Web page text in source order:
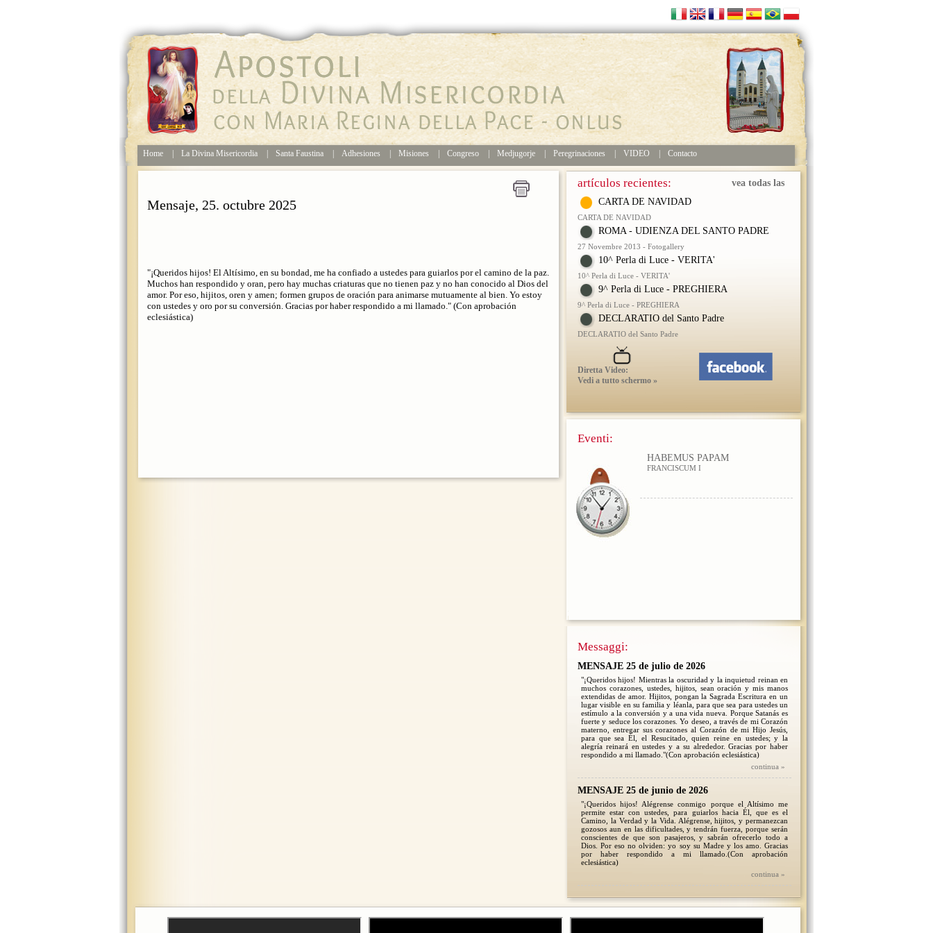
Home La Divina Misericordia Santa Faustina Adhesiones Misiones Congreso Medjugorje Peregrinaciones VIDEO Contacto
Mensaje, 25. octubre 2025
"¡Queridos hijos! El Altísimo, en su bondad, me ha confiado a ustedes para guiarlos por el camino de la paz.
Muchos han respondido y oran, pero hay muchas criaturas que no tienen paz y no han conocido al Dios del
amor. Por eso, hijitos, oren y amen; formen grupos de oración para animarse mutuamente al bien. Yo estoy
con ustedes y oro por su conversión. Gracias por haber respondido a mi llamado." (Con aprobación
eclesiástica)
artículos recientes:
vea todas las
CARTA DE NAVIDAD
CARTA DE NAVIDAD
ROMA - UDIENZA DEL SANTO PADRE
27 Novembre 2013 - Fotogallery
10^ Perla di Luce - VERITA'
10^ Perla di Luce - VERITA'
9^ Perla di Luce - PREGHIERA
9^ Perla di Luce - PREGHIERA
DECLARATIO del Santo Padre
DECLARATIO del Santo Padre
Diretta Video:
Vedi a tutto schermo »
Eventi:
HABEMUS PAPAM
FRANCISCUM I
Messaggi:
MENSAJE 25 de julio de 2026
"¡Queridos hijos! Mientras la oscuridad y la inquietud reinan en
muchos corazones, ustedes, hijitos, sean oración y mis manos
extendidas de amor. Hijitos, pongan la Sagrada Escritura en un
lugar visible en su familia y léanla, para que sea para ustedes un
estímulo a la conversión y a una vida nueva. Porque Satanás es
fuerte y seduce los corazones. Yo deseo, a través de mi Corazón
materno, entregar sus corazones al Corazón de mi Hijo Jesús,
para que sea Él, el Resucitado, quien reine en ustedes; y la
alegría reinará en ustedes y a su alrededor. Gracias por haber
respondido a mi llamado."(Con aprobación eclesiástica)
continua »
MENSAJE 25 de junio de 2026
"¡Queridos hijos! Alégrense conmigo porque el Altísimo me
permite estar con ustedes, para guiarlos hacia Él, que es el
Camino, la Verdad y la Vida. Alégrense, hijitos, y permanezcan
gozosos aun en las dificultades, y tendrán fuerza, porque serán
conscientes de que son pasajeros, y sabrán ofrecerlo todo a
Dios. Por eso no olviden: yo soy su Madre y los amo. Gracias
por haber respondido a mi llamado.(Con aprobación
eclesiástica)
continua »